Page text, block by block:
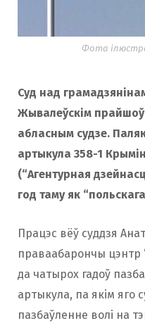
Фота
Суд над
Жывалеўскім прайшоў
абласным судзе.
артыкула 358-1
(“Агентурная
год таму як
Працэс вёў суддзя
праваабарончы цэнтр
да чатырох гадоў
артыкула, па якім яго
пазбаўленне волі на